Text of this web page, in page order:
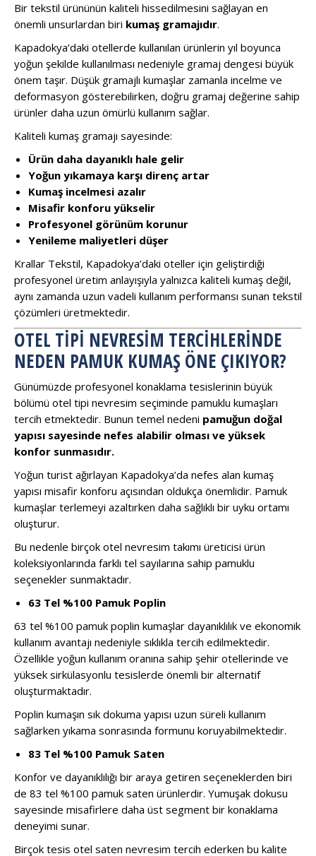
Bir tekstil ürününün kaliteli hissedilmesini sağlayan en
önemli unsurlardan biri kumaş gramajıdır.
Kapadokya’daki otellerde kullanılan ürünlerin yıl boyunca
yoğun şekilde kullanılması nedeniyle gramaj dengesi büyük
önem taşır. Düşük gramajlı kumaşlar zamanla incelme ve
deformasyon gösterebilirken, doğru gramaj değerine sahip
ürünler daha uzun ömürlü kullanım sağlar.
Kaliteli kumaş gramajı sayesinde:
Ürün daha dayanıklı hale gelir
Yoğun yıkamaya karşı direnç artar
Kumaş incelmesi azalır
Misafir konforu yükselir
Profesyonel görünüm korunur
Yenileme maliyetleri düşer
Krallar Tekstil, Kapadokya’daki oteller için geliştirdiği
profesyonel üretim anlayışıyla yalnızca kaliteli kumaş değil,
aynı zamanda uzun vadeli kullanım performansı sunan tekstil
çözümleri üretmektedir.
OTEL TIPI NEVRESIM TERCIHLERINDE
NEDEN PAMUK KUMAŞ ÖNE ÇIKIYOR?
Günümüzde profesyonel konaklama tesislerinin büyük
bölümü otel tipi nevresim seçiminde pamuklu kumaşları
tercih etmektedir. Bunun temel nedeni pamuğun doğal
yapısı sayesinde nefes alabilir olması ve yüksek
konfor sunmasıdır.
Yoğun turist ağırlayan Kapadokya’da nefes alan kumaş
yapısı misafir konforu açısından oldukça önemlidir. Pamuk
kumaşlar terlemeyi azaltırken daha sağlıklı bir uyku ortamı
oluşturur.
Bu nedenle birçok otel nevresim takımı üreticisi ürün
koleksiyonlarında farklı tel sayılarına sahip pamuklu
seçenekler sunmaktadır.
63 Tel %100 Pamuk Poplin
63 tel %100 pamuk poplin kumaşlar dayanıklılık ve ekonomik
kullanım avantajı nedeniyle sıklıkla tercih edilmektedir.
Özellikle yoğun kullanım oranına sahip şehir otellerinde ve
yüksek sirkülasyonlu tesislerde önemli bir alternatif
oluşturmaktadır.
Poplin kumaşın sık dokuma yapısı uzun süreli kullanım
sağlarken yıkama sonrasında formunu koruyabilmektedir.
83 Tel %100 Pamuk Saten
Konfor ve dayanıklılığı bir araya getiren seçeneklerden biri
de 83 tel %100 pamuk saten ürünlerdir. Yumuşak dokusu
sayesinde misafirlere daha üst segment bir konaklama
deneyimi sunar.
Birçok tesis otel saten nevresim tercih ederken bu kalite